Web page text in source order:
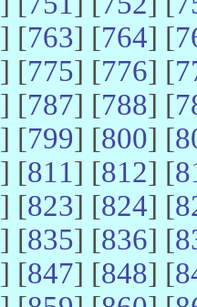
] [763] [764] [
] [775] [776] [
] [787] [788] [
] [799] [800] [
] [811] [812] [
] [823] [824] [
] [835] [836] [
] [847] [848] [